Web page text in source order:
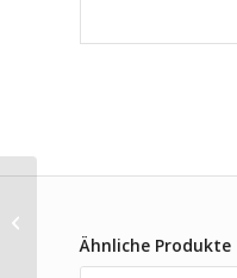
Ähnliche Produkte
Laser Schulrucksack